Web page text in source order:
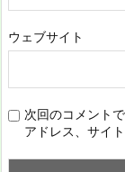
ウェブサイト
次回のコメント
アドレス、サイト